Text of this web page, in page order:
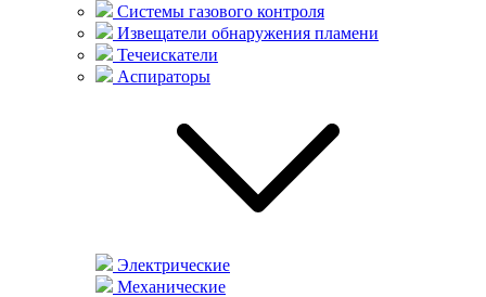
Системы газового контроля
Извещатели обнаружения пламени
Течеискатели
Аспираторы
Электрические
Механические